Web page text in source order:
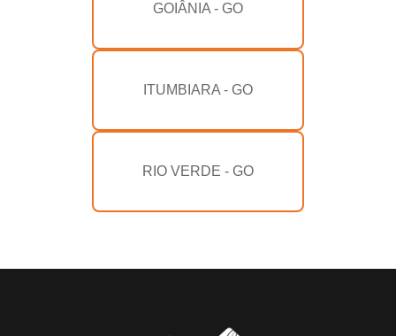
GOIÂNIA - GO
ITUMBIARA - GO
RIO VERDE - GO